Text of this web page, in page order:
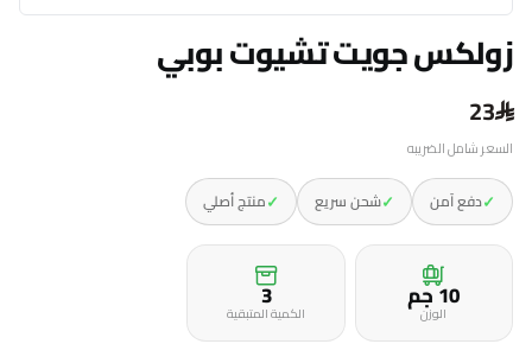
زولكس جويت تشيوت بوبي
23
السعر شامل الضريبه
✓دفع آمن ✓شحن سريع ✓منتج أصلي
10 جمالوزن 3
الكمية المتبقية